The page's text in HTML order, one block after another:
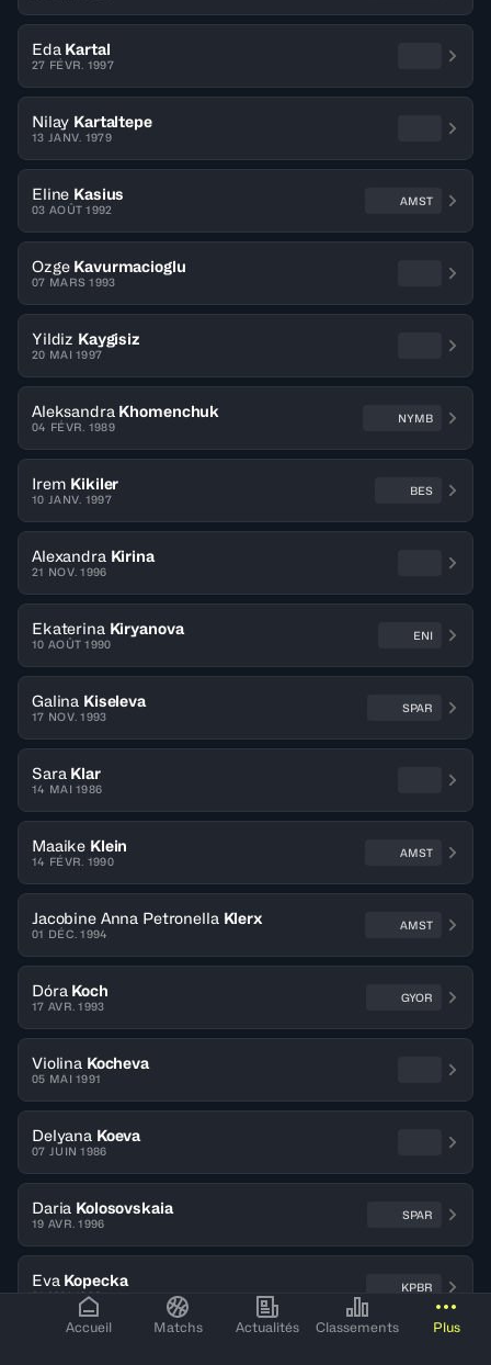
Accueil Matchs Actualités Classements Plus
Eda Kartal
27 FÉVR. 1997
Nilay Kartaltepe
13 JANV. 1979
Eline Kasius
03 AOÛT 1992
AMST
Ozge Kavurmacioglu
07 MARS 1993
Yildiz Kaygisiz
20 MAI 1997
Aleksandra Khomenchuk
04 FÉVR. 1989
NYMB
Irem Kikiler
10 JANV. 1997
BES
Alexandra Kirina
21 NOV. 1996
Ekaterina Kiryanova
10 AOÛT 1990
ENI
Galina Kiseleva
17 NOV. 1993
SPAR
Sara Klar
14 MAI 1986
Maaike Klein
14 FÉVR. 1990
AMST
Jacobine Anna Petronella Klerx
01 DÉC. 1994
AMST
Dóra Koch
17 AVR. 1993
GYOR
Violina Kocheva
05 MAI 1991
Delyana Koeva
07 JUIN 1986
Daria Kolosovskaia
19 AVR. 1996
SPAR
Eva Kopecka
01 MAI 1996
KPBR